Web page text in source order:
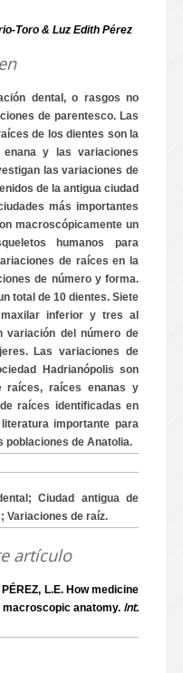
Toro & Luz Edith Pérez
dental, o rasgos no
de parentesco. Las
de los dientes son la
y las variaciones
las variaciones de
de la antigua ciudad
más importantes
macroscópicamente un
humanos para
de raíces en la
de número y forma.
total de 10 dientes. Siete
inferior y tres al
variación del número de
Las variaciones de
Hadrianópolis son
raíces, raíces enanas y
raíces identificadas en
importante para
poblaciones de Anatolia.
Ciudad antigua de
Variaciones de raíz.
artículo
L.E. How medicine
anatomy. Int.